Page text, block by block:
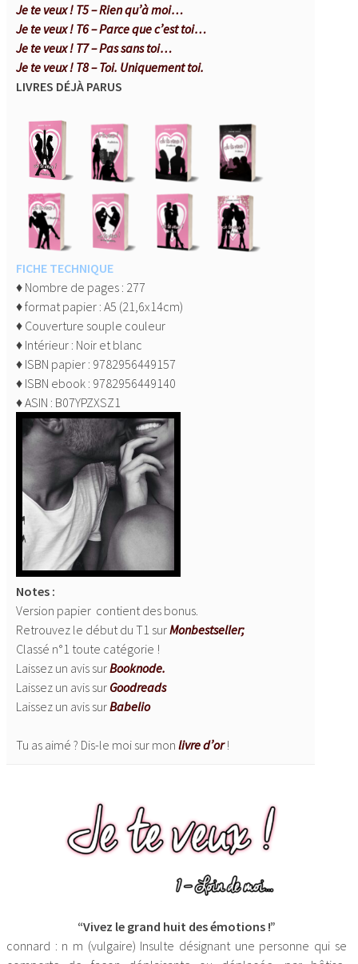
Je te veux ! T5 – Rien qu’à moi…
Je te veux ! T6 – Parce que c’est toi…
Je te veux ! T7 – Pas sans toi…
Je te veux ! T8 – Toi. Uniquement toi.
LIVRES DÉJÀ PARUS
FICHE TECHNIQUE
♦ Nombre de pages : 277
♦ format papier : A5 (21,6x14cm)
♦ Couverture souple couleur
♦ Intérieur : Noir et blanc
♦ ISBN papier : 9782956449157
♦ ISBN ebook : 9782956449140
♦ ASIN : B07YPZXSZ1
Notes :
Version papier contient des bonus.
Retrouvez le début du T1 surMonbestseller;
Classé n°1 toute catégorie !
Laissez un avis surBooknode.
Laissez un avis sur Goodreads
Laissez un avis surBabelio
Tu as aimé ? Dis-le moi sur mon livre d’or!
“Vivez le grand huit des émotions !”
connard : n m (vulgaire) Insulte désignant une personne qui se